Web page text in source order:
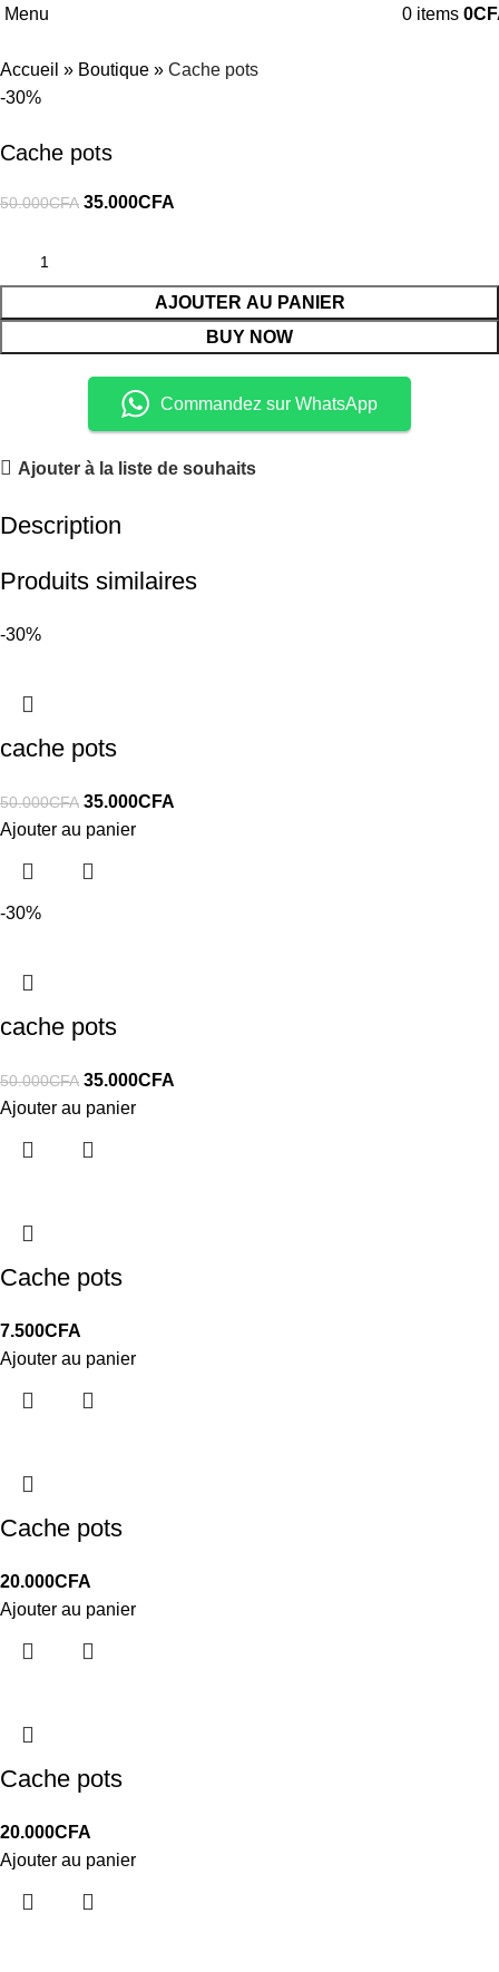
Menu 0 items 0
Accueil » Boutique » Cache pots
-30%
Cache pots
50.000CFA 35.000CFA
AJOUTER AU PANIER
BUY NOW
Commandez sur WhatsApp
Ajouter à la liste de souhaits
Description
Produits similaires
-30%
cache pots
50.000CFA 35.000CFA
Ajouter au panier
-30%
cache pots
50.000CFA 35.000CFA
Ajouter au panier
Cache pots
7.500CFA
Ajouter au panier
Cache pots
20.000CFA
Ajouter au panier
Cache pots
20.000CFA
Ajouter au panier